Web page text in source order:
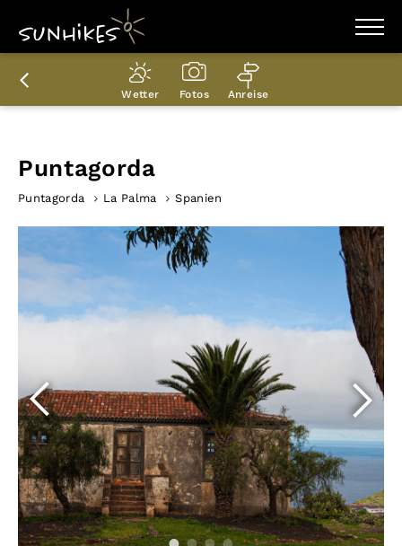
WANDERZIELE
WANDERUNGEN
ENTDECKEN
PLANER
Wetter Fotos Anreise
Puntagorda
Punta­gorda La Palma Spanien